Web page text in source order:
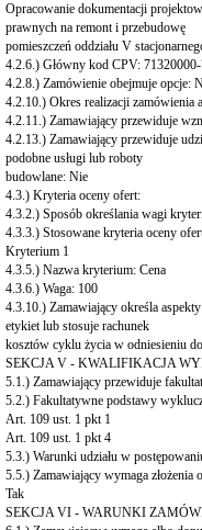
Opracowanie dokumentacji
prawnych na remont i przebudowę
pomieszczeń oddziału V
4.2.6.) Główny kod CPV:
4.2.8.) Zamówienie obejmuje opcje:
4.2.10.) Okres realizacji zamówienia
4.2.11.) Zamawiający przewiduje
4.2.13.) Zamawiający przewiduje
podobne usługi lub roboty
budowlane: Nie
4.3.) Kryteria oceny ofert:
4.3.2.) Sposób określania wagi
4.3.3.) Stosowane kryteria oceny
Kryterium 1
4.3.5.) Nazwa kryterium: Cena
4.3.6.) Waga: 100
4.3.10.) Zamawiający określa
etykiet lub stosuje rachunek
kosztów cyklu życia w odniesieniu
SEKCJA V - KWALIFIKACJA
5.1.) Zamawiający przewiduje
5.2.) Fakultatywne podstawy
Art. 109 ust. 1 pkt 1
Art. 109 ust. 1 pkt 4
5.3.) Warunki udziału w
5.5.) Zamawiający wymaga
Tak
SEKCJA VI - WARUNKI